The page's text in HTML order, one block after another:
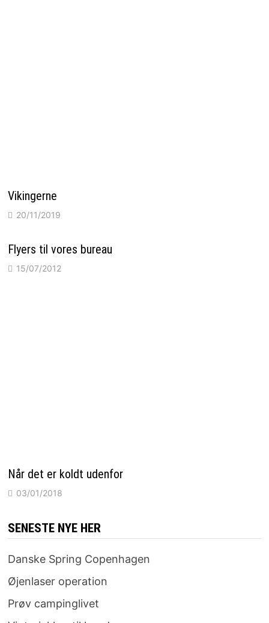
Vikingerne
20/11/2019
Flyers til vores bureau
15/07/2012
Når det er koldt udenfor
03/01/2018
SENESTE NYE HER
Danske Spring Copenhagen
Øjenlaser operation
Prøv campinglivet